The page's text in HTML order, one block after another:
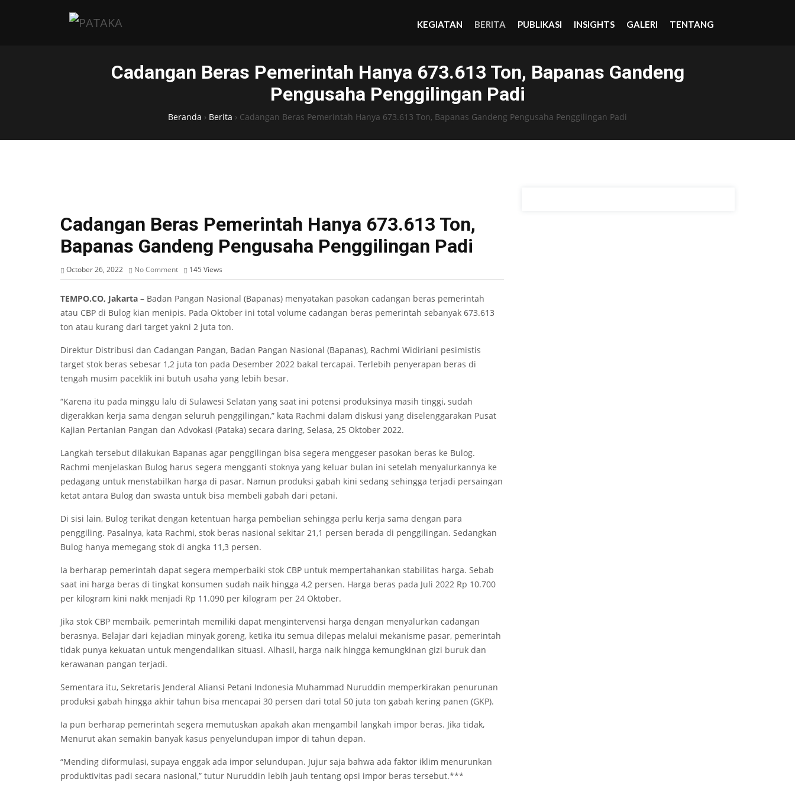
KEGIATAN BERITA PUBLIKASI INSIGHTS GALERI TENTANG
Cadangan Beras Pemerintah Hanya 673.613 Ton, Bapanas Gandeng
Pengusaha Penggilingan Padi
Beranda › Berita › Cadangan Beras Pemerintah Hanya 673.613 Ton, Bapanas Gandeng Pengusaha Penggilingan Padi
Cadangan Beras Pemerintah Hanya 673.613 Ton,
Bapanas Gandeng Pengusaha Penggilingan Padi
October 26, 2022 No Comment 145 Views
TEMPO.CO, Jakarta – Badan Pangan Nasional (Bapanas) menyatakan pasokan cadangan beras pemerintah
atau CBP di Bulog kian menipis. Pada Oktober ini total volume cadangan beras pemerintah sebanyak 673.613
ton atau kurang dari target yakni 2 juta ton.
Direktur Distribusi dan Cadangan Pangan, Badan Pangan Nasional (Bapanas), Rachmi Widiriani pesimistis
target stok beras sebesar 1,2 juta ton pada Desember 2022 bakal tercapai. Terlebih penyerapan beras di
tengah musim paceklik ini butuh usaha yang lebih besar.
“Karena itu pada minggu lalu di Sulawesi Selatan yang saat ini potensi produksinya masih tinggi, sudah
digerakkan kerja sama dengan seluruh penggilingan,” kata Rachmi dalam diskusi yang diselenggarakan Pusat
Kajian Pertanian Pangan dan Advokasi (Pataka) secara daring, Selasa, 25 Oktober 2022.
Langkah tersebut dilakukan Bapanas agar penggilingan bisa segera menggeser pasokan beras ke Bulog.
Rachmi menjelaskan Bulog harus segera mengganti stoknya yang keluar bulan ini setelah menyalurkannya ke
pedagang untuk menstabilkan harga di pasar. Namun produksi gabah kini sedang sehingga terjadi persaingan
ketat antara Bulog dan swasta untuk bisa membeli gabah dari petani.
Di sisi lain, Bulog terikat dengan ketentuan harga pembelian sehingga perlu kerja sama dengan para
penggiling. Pasalnya, kata Rachmi, stok beras nasional sekitar 21,1 persen berada di penggilingan. Sedangkan
Bulog hanya memegang stok di angka 11,3 persen.
Ia berharap pemerintah dapat segera memperbaiki stok CBP untuk mempertahankan stabilitas harga. Sebab
saat ini harga beras di tingkat konsumen sudah naik hingga 4,2 persen. Harga beras pada Juli 2022 Rp 10.700
per kilogram kini nakk menjadi Rp 11.090 per kilogram per 24 Oktober.
Jika stok CBP membaik, pemerintah memiliki dapat mengintervensi harga dengan menyalurkan cadangan
berasnya. Belajar dari kejadian minyak goreng, ketika itu semua dilepas melalui mekanisme pasar, pemerintah
tidak punya kekuatan untuk mengendalikan situasi. Alhasil, harga naik hingga kemungkinan gizi buruk dan
kerawanan pangan terjadi.
Sementara itu, Sekretaris Jenderal Aliansi Petani Indonesia Muhammad Nuruddin memperkirakan penurunan
produksi gabah hingga akhir tahun bisa mencapai 30 persen dari total 50 juta ton gabah kering panen (GKP).
Ia pun berharap pemerintah segera memutuskan apakah akan mengambil langkah impor beras. Jika tidak,
Menurut akan semakin banyak kasus penyelundupan impor di tahun depan.
“Mending diformulasi, supaya enggak ada impor selundupan. Jujur saja bahwa ada faktor iklim menurunkan
produktivitas padi secara nasional,” tutur Nuruddin lebih jauh tentang opsi impor beras tersebut.***